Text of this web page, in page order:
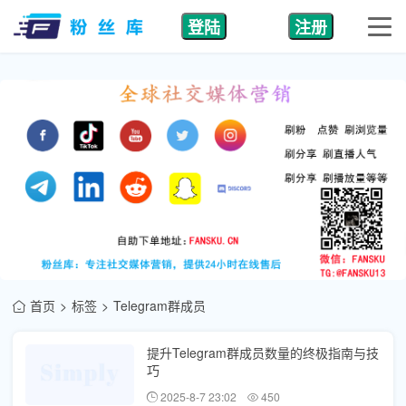
登陆 注册
首页 标签 Telegram群成员
提升Telegram群成员数量的终极指南与技
巧
2025-8-7 23:02 450